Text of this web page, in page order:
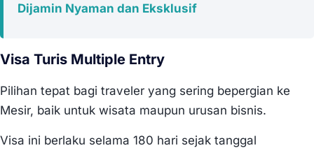
Dijamin Nyaman dan Eksklusif
Visa Turis Multiple Entry
Pilihan tepat bagi traveler yang sering bepergian ke
Mesir, baik untuk wisata maupun urusan bisnis.
Visa ini berlaku selama 180 hari sejak tanggal